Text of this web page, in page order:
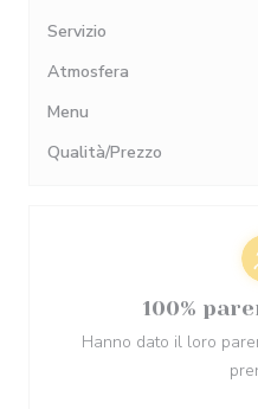
Servizio
Atmosfera
Menu
Qualità/Prezzo
100%
Hanno dato il loro